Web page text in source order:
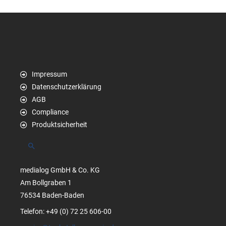
Impressum
Datenschutzerklärung
AGB
Compliance
Produktsicherheit
Suchen
medialog GmbH & Co. KG
Am Bollgraben 1
76534 Baden-Baden
Telefon: +49 (0) 72 25 606-00